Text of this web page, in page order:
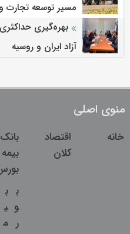
مسیر توسعه تجارت
بهره‌گیری
آزاد ایران و روسیه
منوی اصلی
خانه
اقتصاد
کلان
ب
و
ر
ب
ی
م